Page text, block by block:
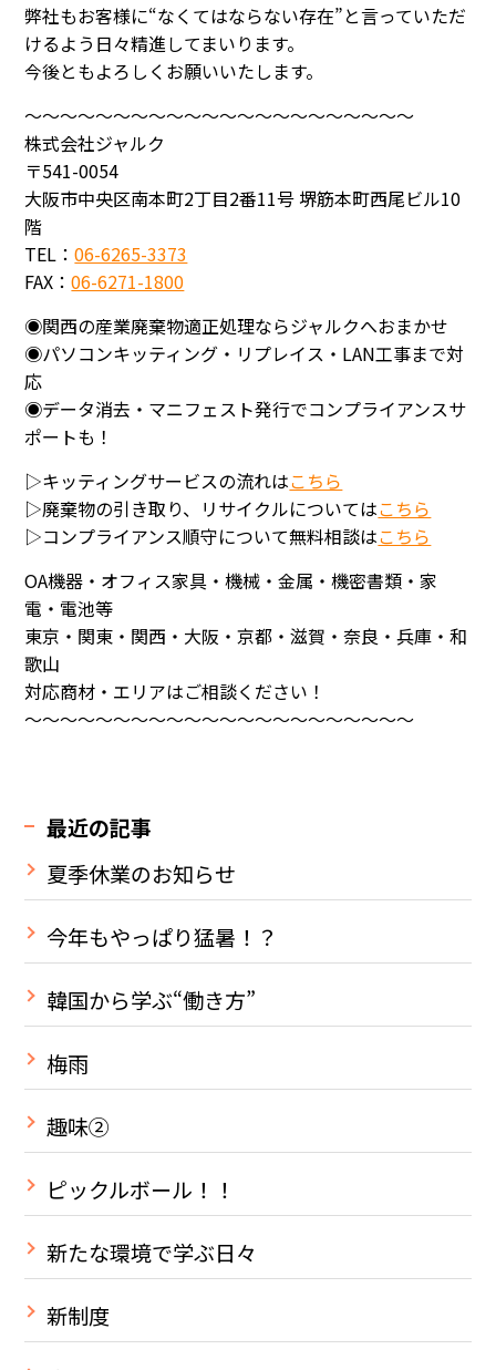
弊社もお客様に“なくてはならない存在”と言っていただ
けるよう日々精進してまいります。
今後ともよろしくお願いいたします。
～～～～～～～～～～～～～～～～～～～～～～
株式会社ジャルク
〒541-0054
大阪市中央区南本町2丁目2番11号 堺筋本町西尾ビル10
階
TEL：06-6265-3373
FAX：06-6271-1800
◉関西の産業廃棄物適正処理ならジャルクへおまかせ
◉パソコンキッティング・リプレイス・LAN工事まで対
応
◉データ消去・マニフェスト発行でコンプライアンスサ
ポートも！
▷キッティングサービスの流れはこちら
▷廃棄物の引き取り、リサイクルについてはこちら
▷コンプライアンス順守について無料相談はこちら
OA機器・オフィス家具・機械・金属・機密書類・家
電・電池等
東京・関東・関西・大阪・京都・滋賀・奈良・兵庫・和
歌山
対応商材・エリアはご相談ください！
～～～～～～～～～～～～～～～～～～～～～～
最近の記事
夏季休業のお知らせ
今年もやっぱり猛暑！？
韓国から学ぶ“働き方”
梅雨
趣味②
ピックルボール！！
新たな環境で学ぶ日々
新制度